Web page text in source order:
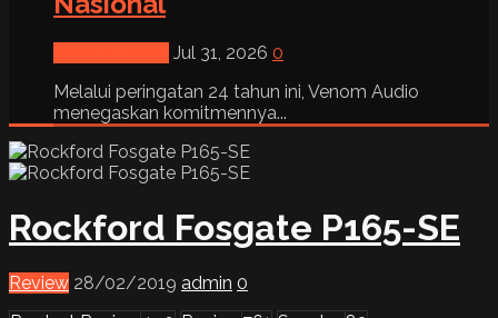
Jul 31, 2026 0
Melalui peringatan 24 tahun ini, Venom Audio
menegaskan komitmennya...
Rockford Fosgate P165-SE
Review 28/02/2019 admin 0